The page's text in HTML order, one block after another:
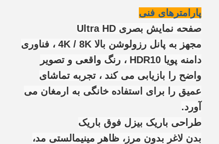
پارامترهای فنی
صفحه نمایش بصری Ultra HD
مجهز به پانل رزولوشن بالا 4K / 8K ، فناوری
دامنه پویا HDR10 ، رنگ واقعی و تصویر
واضح را بازیابی می کند ، تجربه تماشای
عمیق را برای استفاده خانگی به ارمغان می
آورد.
طراحی باریک بیزل فوق باریک
بدن لاغر بدون مرز، ظاهر مینیمالستی مد،